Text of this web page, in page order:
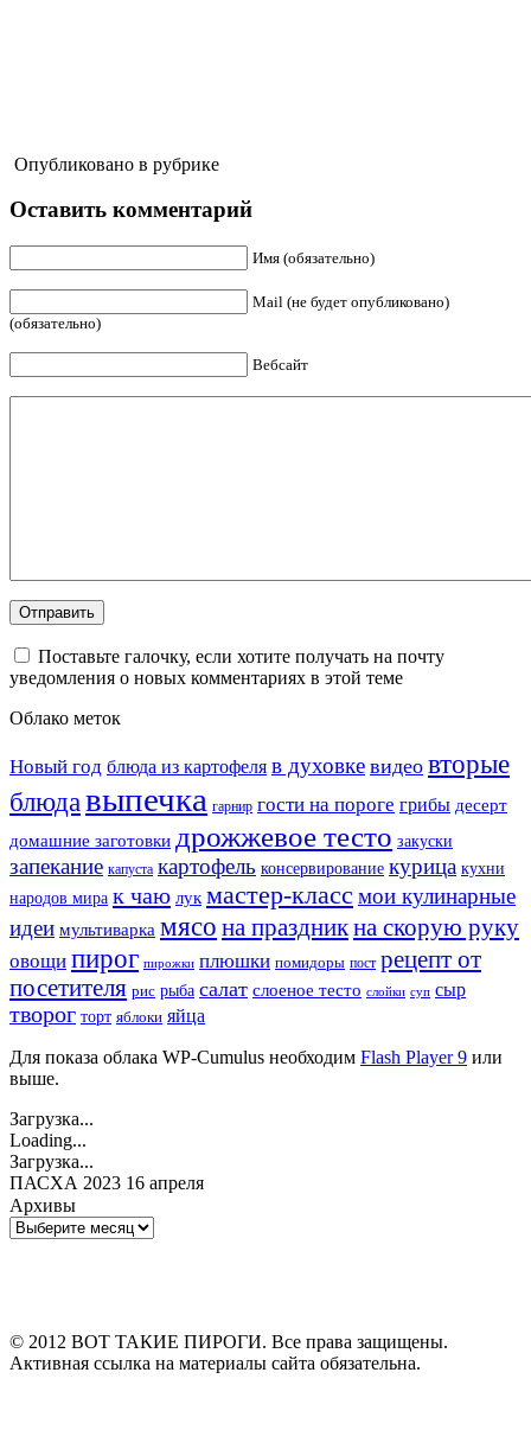
Опубликовано в рубрике
Оставить комментарий
Имя (обязательно)
Mail (не будет опубликовано)
(обязательно)
Вебсайт
Поставьте галочку, если хотите получать на почту
уведомления о новых комментариях в этой теме
Облако меток
Новый год блюда из картофеля в духовке видео вторые
блюдавыпечка гарнир гости на пороге грибы десерт
домашние заготовки дрожжевое тесто закуски
запекание капуста картофель консервирование курица кухни
народов мира к чаю лук мастер-класс мои кулинарные
идеи мультиварка мясо на праздникна скорую руку
овощи пирог пирожки плюшки помидоры пост рецепт от
посетителя рис рыба салат слоеное тесто слойки суп сыр
творог торт яблоки яйца
Для показа облака WP-Cumulus необходим Flash Player 9 или
выше.
Загрузка...
Loading...
Загрузка...
ПАСХА 2023 16 апреля
Архивы
Архивы
© 2012 ВОТ ТАКИЕ ПИРОГИ. Все права защищены.
Активная ссылка на материалы сайта обязательна.